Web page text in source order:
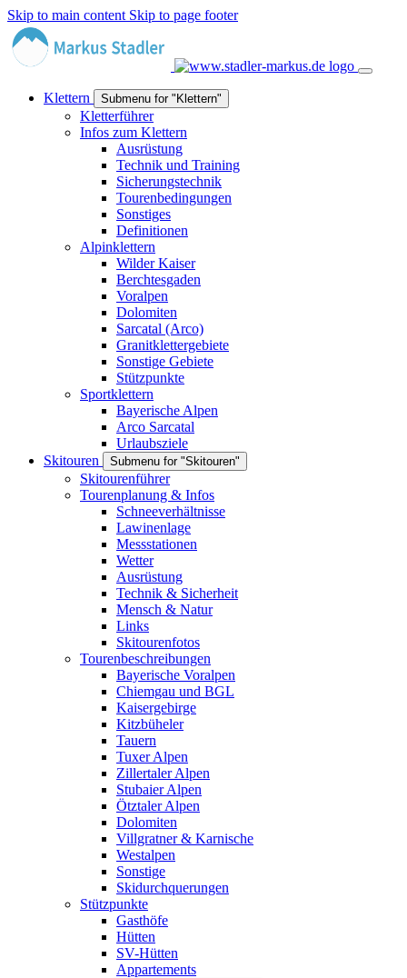
Skip to main content Skip to page footer
Klettern Submenu for "Klettern"
Kletterführer
Infos zum Klettern
Ausrüstung
Technik und Training
Sicherungstechnik
Tourenbedingungen
Sonstiges
Definitionen
Alpinklettern
Wilder Kaiser
Berchtesgaden
Voralpen
Dolomiten
Sarcatal (Arco)
Granitklettergebiete
Sonstige Gebiete
Stützpunkte
Sportklettern
Bayerische Alpen
Arco Sarcatal
Urlaubsziele
Skitouren
Submenu for "Skitouren"
Skitourenführer
Tourenplanung & Infos
Schneeverhältnisse
Lawinenlage
Messstationen
Wetter
Ausrüstung
Technik & Sicherheit
Mensch & Natur
Links
Skitourenfotos
Tourenbeschreibungen
Bayerische Voralpen
Chiemgau und BGL
Kaisergebirge
Kitzbüheler
Tauern
Tuxer Alpen
Zillertaler Alpen
Stubaier Alpen
Ötztaler Alpen
Dolomiten
Villgratner & Karnische
Westalpen
Sonstige
Skidurchquerungen
Stützpunkte
Gasthöfe
Hütten
SV-Hütten
Appartements